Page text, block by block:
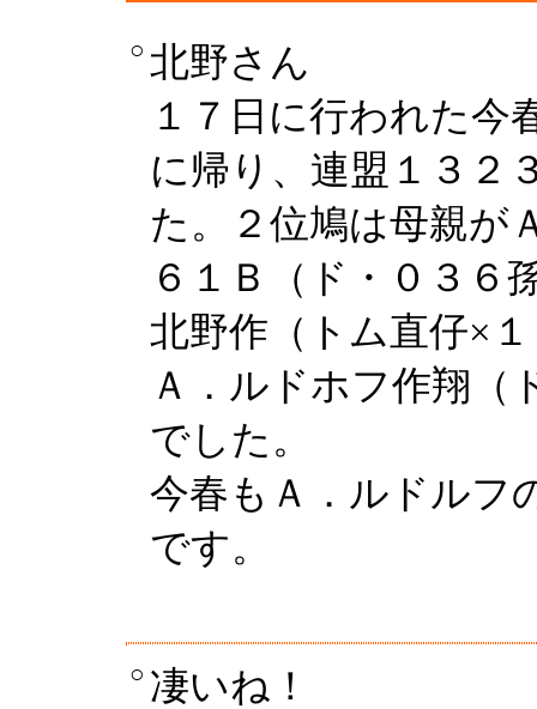
○ 北野さん
１７日に行われた今
に帰り、連盟１３２
た。２位鳩は母親が
６１Ｂ（ド・０３６
北野作（トム直仔×
Ａ．ルドホフ作翔（
でした。
今春もＡ．ルドルフ
です。
○ 凄いね！